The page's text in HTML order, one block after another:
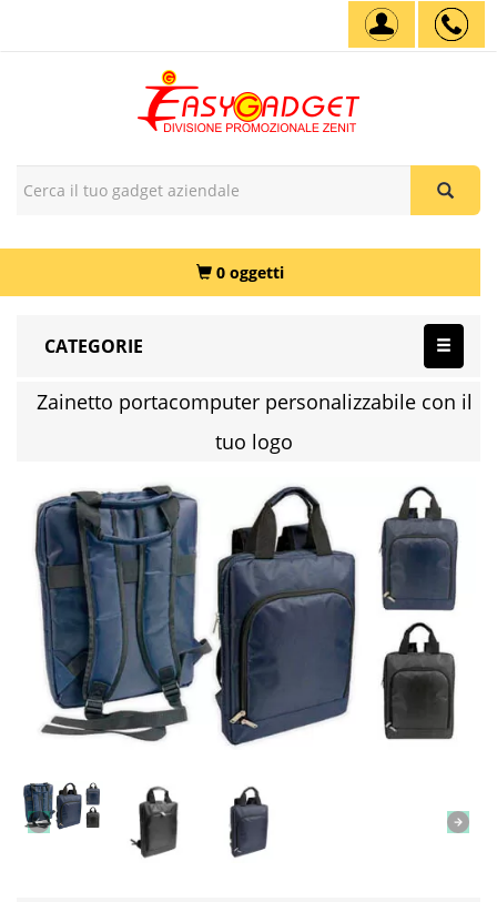
0 oggetti
CATEGORIE
Zainetto portacomputer personalizzabile con il
tuo logo